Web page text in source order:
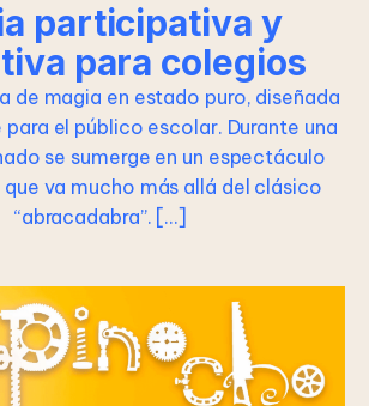
participativa y
para colegios
de magia en estado puro, diseñada
el público escolar. Durante una
se sumerge en un espectáculo
va mucho más allá del clásico
“abracadabra”. […]